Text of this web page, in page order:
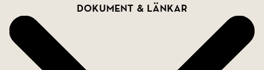
Dokument & länkar